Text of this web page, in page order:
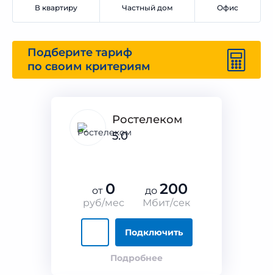
В квартиру Частный дом Офис
Подберите тариф
по своим критериям
Ростелеком
5.0
от 0
руб/мес
до 200
Мбит/сек
Подключить
Подробнее